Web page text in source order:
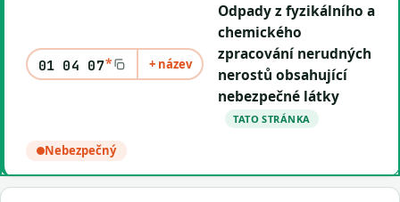
01 04 07* + název
Odpady z fyzikálního a
chemického
zpracování nerudných
nerostů obsahující
nebezpečné látky
TATO STRÁNKA
Nebezpečný